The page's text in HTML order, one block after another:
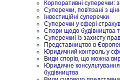
Корпоративні суперечки:
Суперечки, пов'язані з
Інвестиційні суперечки
Суперечки у сфері
Спори щодо будівництва
Суперечкиі із захисту
Представництво в
Юридичний контроль у
Види спорів, що можна
Юридичне
будівництва